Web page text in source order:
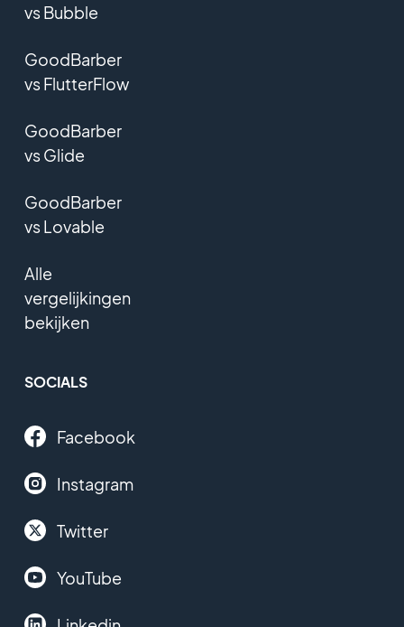
vs Bubble
GoodBarber
vs FlutterFlow
GoodBarber
vs Glide
GoodBarber
vs Lovable
Alle
vergelijkingen
bekijken
SOCIALS
Facebook
Instagram
Twitter
YouTube